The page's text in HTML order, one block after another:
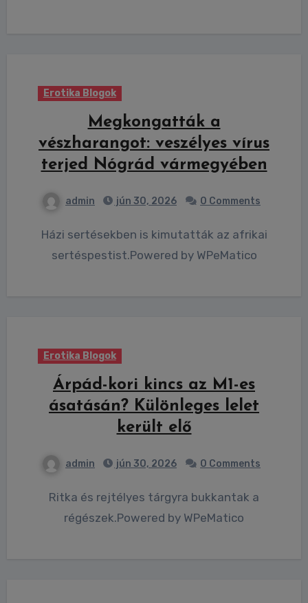
Erotika Blogok
Megkongatták a
vészharangot: veszélyes vírus
terjed Nógrád vármegyében
admin jún 30, 2026 0 Comments
Házi sertésekben is kimutatták az afrikai
sertéspestist.Powered by WPeMatico
Erotika Blogok
Árpád-kori kincs az M1-es
ásatásán? Különleges lelet
került elő
admin jún 30, 2026 0 Comments
Ritka és rejtélyes tárgyra bukkantak a
régészek.Powered by WPeMatico